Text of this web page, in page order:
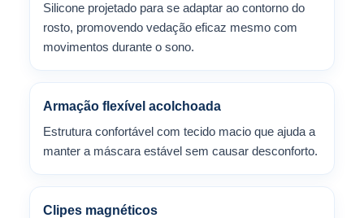
Silicone projetado para se adaptar ao contorno do
rosto, promovendo vedação eficaz mesmo com
movimentos durante o sono.
Armação flexível acolchoada
Estrutura confortável com tecido macio que ajuda a
manter a máscara estável sem causar desconforto.
Clipes magnéticos